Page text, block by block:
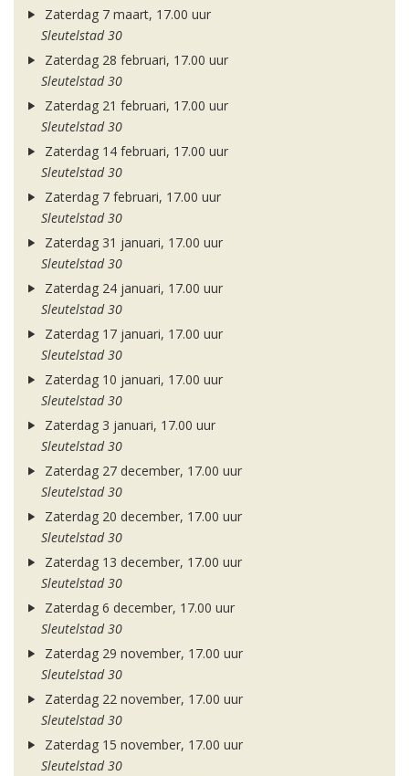
Zaterdag 7 maart, 17.00 uur
Sleutelstad 30
Zaterdag 28 februari, 17.00 uur
Sleutelstad 30
Zaterdag 21 februari, 17.00 uur
Sleutelstad 30
Zaterdag 14 februari, 17.00 uur
Sleutelstad 30
Zaterdag 7 februari, 17.00 uur
Sleutelstad 30
Zaterdag 31 januari, 17.00 uur
Sleutelstad 30
Zaterdag 24 januari, 17.00 uur
Sleutelstad 30
Zaterdag 17 januari, 17.00 uur
Sleutelstad 30
Zaterdag 10 januari, 17.00 uur
Sleutelstad 30
Zaterdag 3 januari, 17.00 uur
Sleutelstad 30
Zaterdag 27 december, 17.00 uur
Sleutelstad 30
Zaterdag 20 december, 17.00 uur
Sleutelstad 30
Zaterdag 13 december, 17.00 uur
Sleutelstad 30
Zaterdag 6 december, 17.00 uur
Sleutelstad 30
Zaterdag 29 november, 17.00 uur
Sleutelstad 30
Zaterdag 22 november, 17.00 uur
Sleutelstad 30
Zaterdag 15 november, 17.00 uur
Sleutelstad 30